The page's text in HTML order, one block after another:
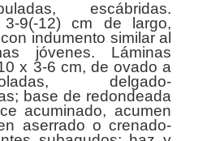
escábridas.
9(-12) cm de largo,
indumento similar al
jóvenes. Láminas
x 3-6 cm, de ovado a
delgado-
base de redondeada
acuminado, acumen
aserrado o crenado-